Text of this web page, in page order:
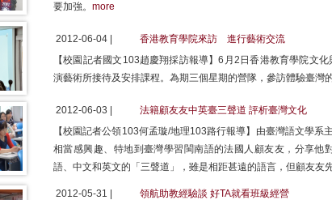
要加強。 more
2012-06-04 |
香港教育學院來訪 進行藝術交流
【校園記者國文103趙慶翔採訪報導】6月2日香港教育學院文
演藝術所接待及安排課程。為期三個星期的營隊，參訪體驗臺灣
2012-06-03 |
法籍顧友友中英臺三聲道 評析臺灣文化
【校園記者公領103何孟璇/地理103路行報導】由臺灣語文學系
相當感興趣、特地到臺灣學習閩南語的法國人顧友友，分享他
語、中文和英文的「三聲道」，雖是相距甚遠的語言，但顧友友
2012-05-31 |
領航助教經驗談 好TA就看班級經營